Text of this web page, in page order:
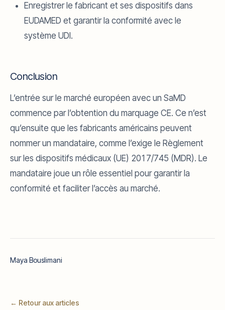
Enregistrer le fabricant et ses dispositifs dans
EUDAMED et garantir la conformité avec le
système UDI.
Conclusion
L’entrée sur le marché européen avec un SaMD
commence par l’obtention du marquage CE. Ce n’est
qu’ensuite que les fabricants américains peuvent
nommer un mandataire, comme l’exige le Règlement
sur les dispositifs médicaux (UE) 2017/745 (MDR). Le
mandataire joue un rôle essentiel pour garantir la
conformité et faciliter l’accès au marché.
Maya Bouslimani
← Retour aux articles